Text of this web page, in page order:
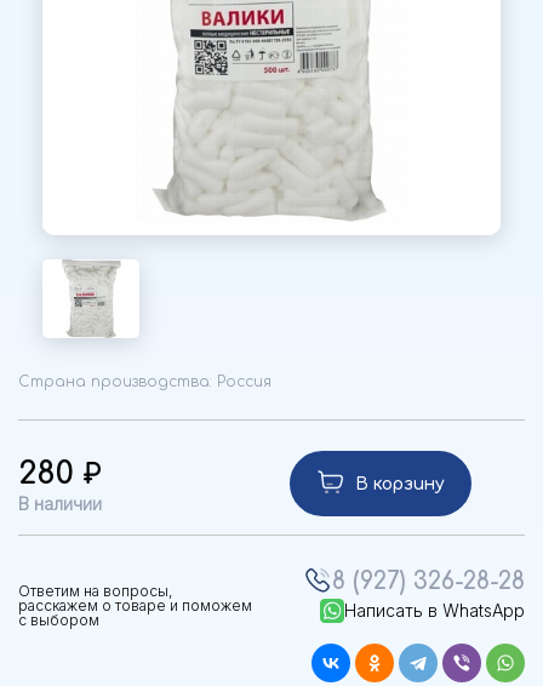
Страна производства: Россия
280
В наличии
В корзину
Ответим на вопросы,
расскажем о товаре и поможем
с выбором
8 (927) 326-28-28
Написать в WhatsApp